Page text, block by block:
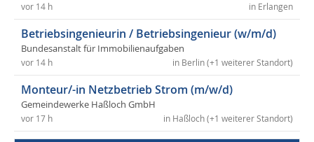
in Erlangen
vor 14 h
Betriebsingenieurin / Betriebsingenieur (w/m/d)
Bundesanstalt für Immobilienaufgaben
in Berlin (+1 weiterer Standort)
vor 14 h
Monteur/-in Netzbetrieb Strom (m/w/d)
Gemeindewerke Haßloch GmbH
in Haßloch (+1 weiterer Standort)
vor 17 h